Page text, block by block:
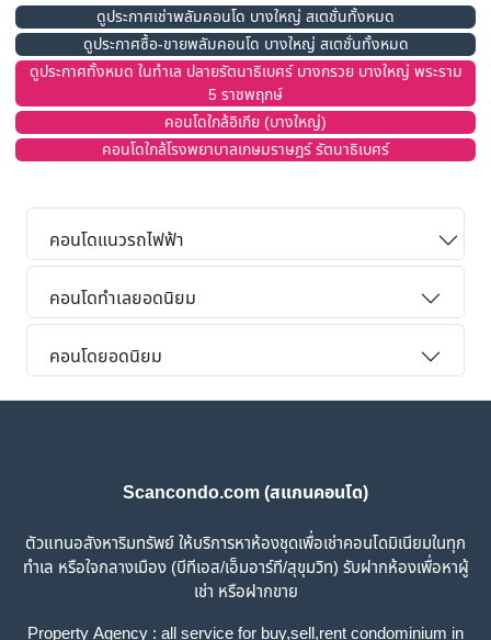
ดูประกาศเช่าพลัมคอนโด บางใหญ่ สเตชั่นทั้งหมด
ดูประกาศซื้อ-ขายพลัมคอนโด บางใหญ่ สเตชั่นทั้งหมด
ดูประกาศทั้งหมด ในทำเล ปลายรัตนาธิเบศร์ บางกรวย บางใหญ่ พระราม
5 ราชพฤกษ์
คอนโดใกล้อิเกีย (บางใหญ่)
คอนโดใกล้โรงพยาบาลเกษมราษฎร์ รัตนาธิเบศร์
คอนโดแนวรถไฟฟ้า
คอนโดทำเลยอดนิยม
คอนโดยอดนิยม
Scancondo.com (สแกนคอนโด)
ตัวแทนอสังหาริมทรัพย์ ให้บริการหาห้องชุดเพื่อเช่าคอนโดมิเนียมในทุก
ทำเล หรือใจกลางเมือง (บีทีเอส/เอ็มอาร์ที/สุขุมวิท) รับฝากห้องเพื่อหาผู้
เช่า หรือฝากขาย
Property Agency : all service for buy,sell,rent condominium in